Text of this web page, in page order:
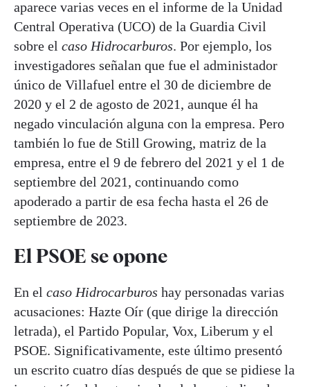
aparece varias veces en el informe de la Unidad
Central Operativa (UCO) de la Guardia Civil
sobre el caso Hidrocarburos. Por ejemplo, los
investigadores señalan que fue el administador
único de Villafuel entre el 30 de diciembre de
2020 y el 2 de agosto de 2021, aunque él ha
negado vinculación alguna con la empresa. Pero
también lo fue de Still Growing, matriz de la
empresa, entre el 9 de febrero del 2021 y el 1 de
septiembre del 2021, continuando como
apoderado a partir de esa fecha hasta el 26 de
septiembre de 2023.
El PSOE se opone
En el caso Hidrocarburos hay personadas varias
acusaciones: Hazte Oír (que dirige la dirección
letrada), el Partido Popular, Vox, Liberum y el
PSOE. Significativamente, este último presentó
un escrito cuatro días después de que se pidiese la